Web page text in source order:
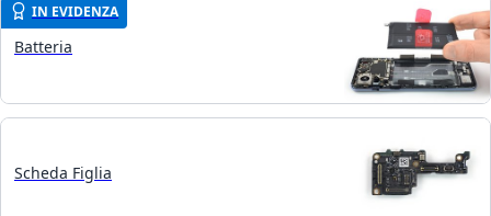
IN EVIDENZA
Batteria
Scheda Figlia